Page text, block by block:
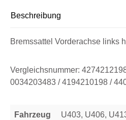
Beschreibung
Bremssattel Vorderachse links
Vergleichsnummer:
0034203483 / 4194210198 /
Fahrzeug
U403, U406,